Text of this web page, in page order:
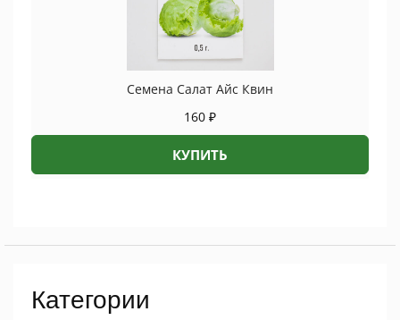
Семена Салат Айс Квин
160 ₽
КУПИТЬ
Категории